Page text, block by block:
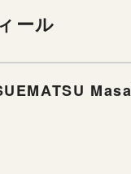
ール